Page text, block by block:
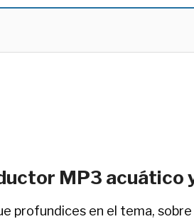
MP3 acuático
profundices en el tema,